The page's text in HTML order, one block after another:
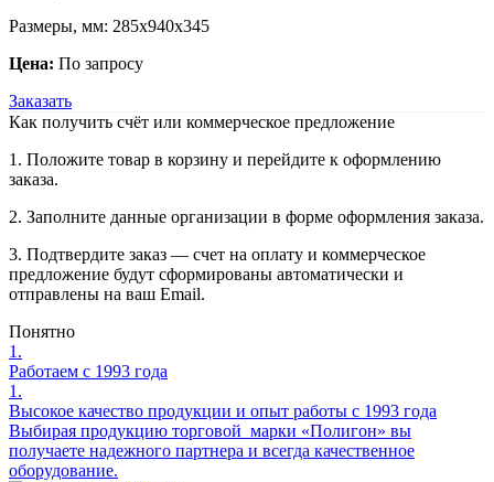
Размеры, мм: 285х940х345
Цена: По запросу
Заказать
Как получить счёт или коммерческое предложение
1. Положите товар в корзину и перейдите к оформлению
заказа.
2. Заполните данные организации в форме оформления заказа.
3. Подтвердите заказ — счет на оплату и коммерческое
предложение будут сформированы автоматически и
отправлены на ваш Email.
Понятно
1.
Работаем с 1993 года
1.
Высокое качество продукции и опыт работы с 1993 года
Выбирая продукцию торговой марки «Полигон» вы
получаете надежного партнера и всегда качественное
оборудование.